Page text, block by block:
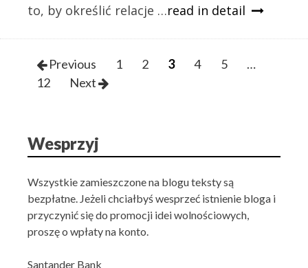
to, by określić relacje …read in detail
Posts
navigation
Previous 1 2 3 4 5
…
12
Next
Wesprzyj
Wszystkie zamieszczone na blogu teksty są
bezpłatne. Jeżeli chciałbyś wesprzeć istnienie bloga i
przyczynić się do promocji idei wolnościowych,
proszę o wpłaty na konto.
Santander Bank